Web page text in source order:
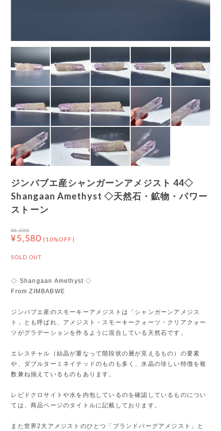
ジンバブエ産シャンガーンアメジスト 44◇
Shangaan Amethyst ◇天然石・鉱物・パワー
ストーン
¥6,200
¥5,580 (10%OFF)
SOLD OUT
◇ Shangaan Amethyst ◇
From ZIMBABWE
ジンバブエ産のスモーキーアメジストは「シャンガーンアメジス
ト」とも呼ばれ、アメジスト・スモーキークォーツ・クリアクォー
ツがグラデーションを作るように混合している天然石です。
エレスチャル（結晶が重なって階段状の層が見えるもの）の要素
や、ダブルターミネイテッドのものも多く、水晶の珍しい特徴を複
数兼ね揃えているものもあります。
レピドクロサイトや水を内包しているのを確認しているものについ
ては、商品ページのタイトルに記載しております。
また世界2大アメジストのひとつ「ブランドバーグアメジスト」と